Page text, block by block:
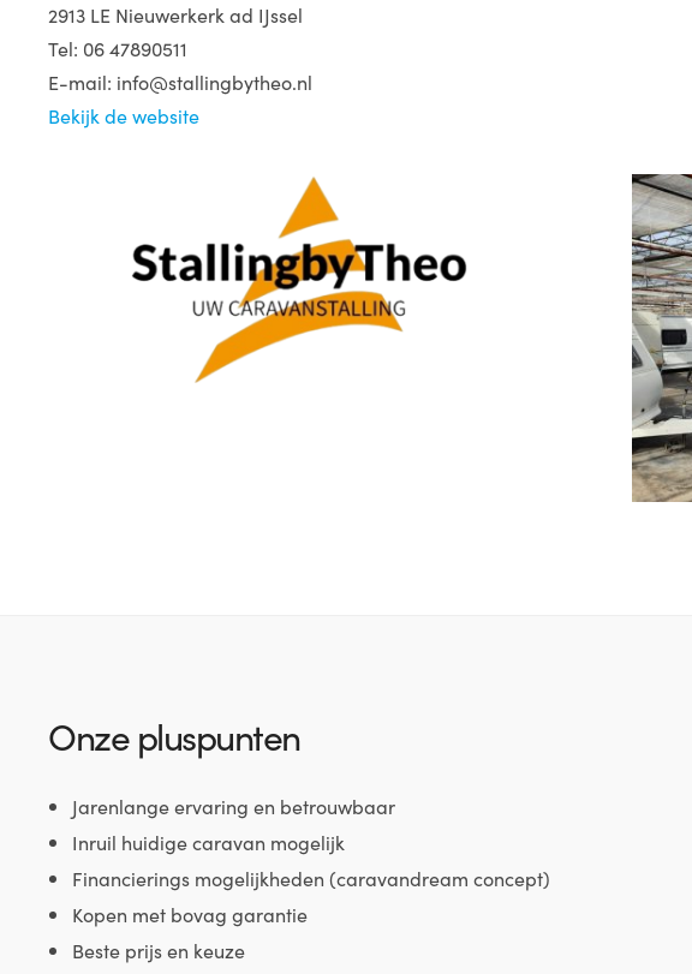
2913 LE Nieuwerkerk ad IJssel
Tel: 06 47890511
E-mail: info@stallingbytheo.nl
Bekijk de website
Onze pluspunten
Jarenlange ervaring en betrouwbaar
Inruil huidige caravan mogelijk
Financierings mogelijkheden (caravandream concept)
Kopen met bovag garantie
Beste prijs en keuze